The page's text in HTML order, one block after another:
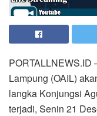
PORTALLNEWS.ID
Lampung (OAIL)
langka Konjungsi
terjadi, Senin 21